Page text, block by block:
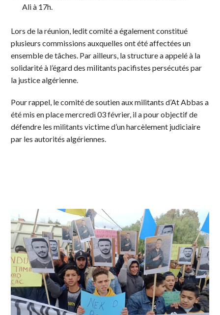
Ali à 17h.
Lors de la réunion, ledit comité a également constitué
plusieurs commissions auxquelles ont été affectées un
ensemble de tâches. Par ailleurs, la structure a appelé à la
solidarité à l’égard des militants pacifistes persécutés par
la justice algérienne.
Pour rappel, le comité de soutien aux militants d’At Abbas a
été mis en place mercredi 03 février, il a pour objectif de
défendre les militants victime d’un harcèlement judiciaire
par les autorités algériennes.